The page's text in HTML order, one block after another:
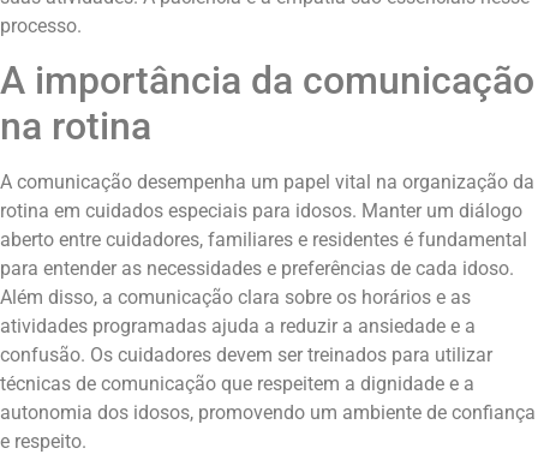
processo.
A importância da comunicação
na rotina
A comunicação desempenha um papel vital na organização da
rotina em cuidados especiais para idosos. Manter um diálogo
aberto entre cuidadores, familiares e residentes é fundamental
para entender as necessidades e preferências de cada idoso.
Além disso, a comunicação clara sobre os horários e as
atividades programadas ajuda a reduzir a ansiedade e a
confusão. Os cuidadores devem ser treinados para utilizar
técnicas de comunicação que respeitem a dignidade e a
autonomia dos idosos, promovendo um ambiente de confiança
e respeito.